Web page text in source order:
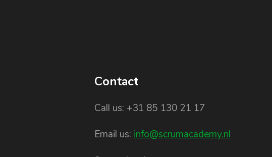
Contact
Call us: +31 85 130 21 17
Email us: info@scrumacademy.nl